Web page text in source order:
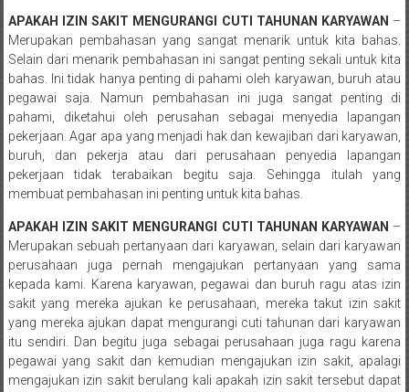
/
Konsultan
Hukum
/
Konsultan
Hukum
Pajak/
Mediator/
Mediasi/
Kidul/Wonosari/Wates/Kulonprogo/
Yogyakarta/Jogja/
kalten/Solo/
Purwakarta,
Sukoharjo/
Semarang/
Batang/Brebes/
Purworejo,
APAKAH IZIN SAKIT MENGURANGI CUTI TAHUNAN KARYAWAN –
Merupakan pembahasan yang sangat menarik untuk kita bahas.
Selain dari menarik pembahasan ini sangat penting sekali untuk kita
bahas. Ini tidak hanya penting di pahami oleh karyawan, buruh atau
pegawai saja. Namun pembahasan ini juga sangat penting di
pahami, diketahui oleh perusahan sebagai menyedia lapangan
pekerjaan. Agar apa yang menjadi hak dan kewajiban dari karyawan,
buruh, dan pekerja atau dari perusahaan penyedia lapangan
pekerjaan tidak terabaikan begitu saja. Sehingga itulah yang
membuat pembahasan ini penting untuk kita bahas.
APAKAH IZIN SAKIT MENGURANGI CUTI TAHUNAN KARYAWAN –
Merupakan sebuah pertanyaan dari karyawan, selain dari karyawan
perusahaan juga pernah mengajukan pertanyaan yang sama
kepada kami. Karena karyawan, pegawai dan buruh ragu atas izin
sakit yang mereka ajukan ke perusahaan, mereka takut izin sakit
yang mereka ajukan dapat mengurangi cuti tahunan dari karyawan
itu sendiri. Dan begitu juga sebagai perusahaan juga ragu karena
pegawai yang sakit dan kemudian mengajukan izin sakit, apalagi
mengajukan izin sakit berulang kali apakah izin sakit tersebut dapat